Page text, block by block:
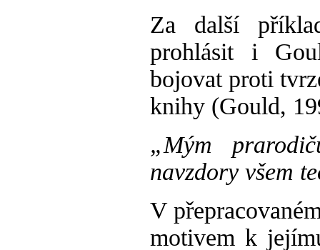
Za další
prohlásit i
bojovat proti
knihy (Gould,
„Mým
navzdory všem
V
motivem k